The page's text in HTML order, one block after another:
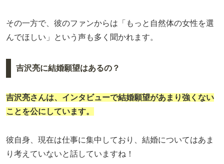
その一方で、彼のファンからは「もっと自然体の女性を選
んでほしい」という声も多く聞かれます。
吉沢亮に結婚願望はあるの？
吉沢亮さんは、インタビューで結婚願望があまり強くない
ことを公にしています。
彼自身、現在は仕事に集中しており、結婚についてはあま
り考えていないと話していますね！